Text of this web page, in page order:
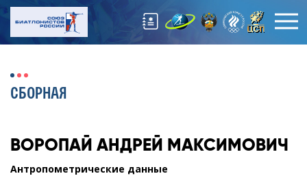
СБОРНАЯ
ВОРОПАЙ АНДРЕЙ МАКСИМОВИЧ
Антропометрические данные